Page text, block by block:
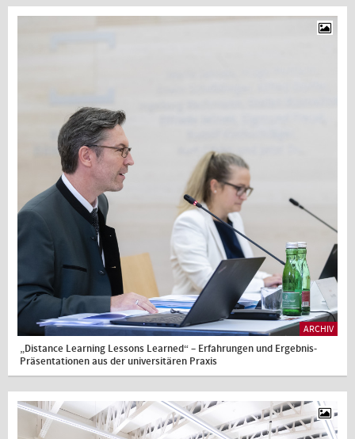
ARCHIV
„Distance Learning Lessons Learned“ – Erfahrungen und Ergebnis-
Präsentationen aus der universitären Praxis